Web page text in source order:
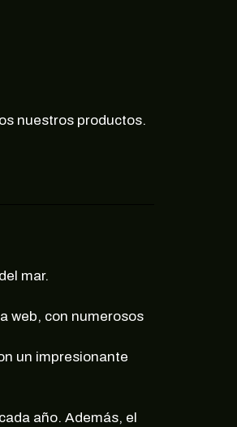
nuestros productos.
mar.
web, con numerosos
un impresionante
año. Además, el